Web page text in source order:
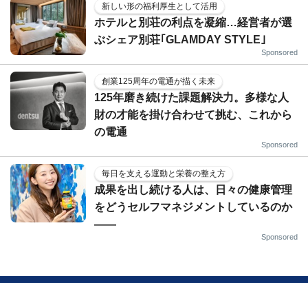
新しい形の福利厚生として活用
ホテルと別荘の利点を凝縮…経営者が選
ぶシェア別荘｢GLAMDAY STYLE｣
Sponsored
創業125周年の電通が描く未来
125年磨き続けた課題解決力。多様な人
財の才能を掛け合わせて挑む、これから
の電通
Sponsored
毎日を支える運動と栄養の整え方
成果を出し続ける人は、日々の健康管理
をどうセルフマネジメントしているのか
——
Sponsored